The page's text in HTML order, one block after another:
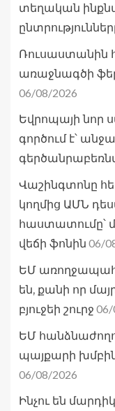
տեղական
Ռուսաստանին
առաջնագծի
06/08/2026
Եվրոպայի նոր
գործում է՝
Վաշինգտոնը
կողմից ԱՄՆ
հաստատումը՝
վեճի ֆոնին 06/
ԵՄ
են, քանի որ
բյուջեի շուրջ 06/
ԵՄ
պայքարի խմբին
06/08/2026
Ինչու են